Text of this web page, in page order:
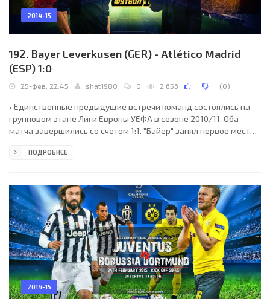
2014-15
192. Bayer Leverkusen (GER) - Atlético Madrid
(ESP) 1:0
25-фев, 22:45 shat1980 0 2 656 (0)
• Единственные предыдущие встречи команд состоялись на
групповом этапе Лиги Европы УЕФА в сезоне 2010/11. Оба
матча завершились со счетом 1:1. "Байер" занял первое место
победителем турнира, финишировал третьим и вылетел.
групповом этапе "Реал Сосьедад" - 2:1 дома и 1:0 в гостях. В
сезоне 2011/12 леверкузенцы в ответном
ПОДРОБНЕЕ
2014-15